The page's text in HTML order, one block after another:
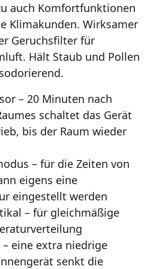
auch Komfortfunktionen
Klimakunden. Wirksamer
Geruchsfilter für
Hält Staub und Pollen
– 20 Minuten nach
schaltet das Gerät
bis der Raum wieder
– für die Zeiten von
eigens eine
eingestellt werden
– für gleichmäßige
eine extra niedrige
senkt die